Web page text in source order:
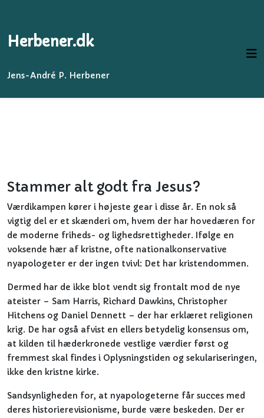
Herbener.dk
Jens-André P. Herbener
Stammer alt godt fra Jesus?
Værdikampen kører i højeste gear i disse år. En nok så
vigtig del er et skænderi om, hvem der har hovedæren for
de moderne friheds- og lighedsrettigheder. Ifølge en
voksende hær af kristne, ofte nationalkonservative
nyapologeter er der ingen tvivl: Det har kristendommen.
Dermed har de ikke blot vendt sig frontalt mod de nye
ateister – Sam Harris, Richard Dawkins, Christopher
Hitchens og Daniel Dennett – der har erklæret religionen
krig. De har også afvist en ellers betydelig konsensus om,
at kilden til hæderkronede vestlige værdier først og
fremmest skal findes i Oplysningstiden og sekulariseringen,
ikke den kristne kirke.
Sandsynligheden for, at nyapologeterne får succes med
deres historierevisionisme, burde være beskeden. Der er